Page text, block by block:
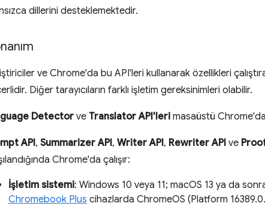
dillerini desteklemektedir.
ve Chrome'da bu API'leri kullanarak özellikleri
Diğer tarayıcıların farklı işletim gereksinimleri olabilir.
Detector ve Translator API'leri masaüstü Chrome'da
API, Summarizer API, Writer API, Rewriter API ve
Chrome'da çalışır:
İşletim sistemi: Windows 10 veya 11; macOS 13 ya da
Chromebook Plus cihazlarda ChromeOS (Platform